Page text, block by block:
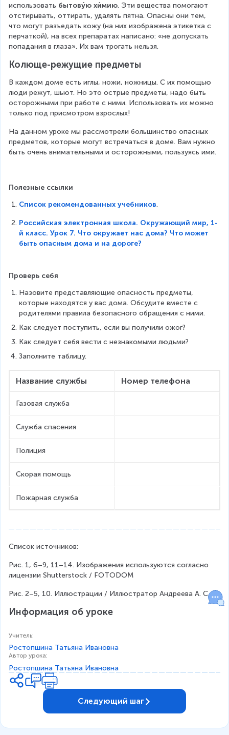
использовать бытову́ю хи́мию. Эти вещества помогают
отстирывать, оттирать, удалять пятна. Опасны они тем,
что могут разъедать кожу (на них изображена этикетка с
перчаткой), на всех препаратах написано: «не допускать
попадания в глаза». Их вам трогать нельзя.
Колюще-режущие предметы
В каждом доме есть иглы, ножи, ножницы. С их помощью
люди режут, шьют. Но это острые предметы, надо быть
осторожными при работе с ними. Использовать их можно
только под присмотром взрослых!
На данном уроке мы рассмотрели большинство опасных
предметов, которые могут встречаться в доме. Вам нужно
быть очень внимательными и осторожными, пользуясь ими.
Полезные ссылки
Список рекомендованных учебников.
Российская электронная школа. Окружающий мир, 1-
й класс. Урок 7. Что окружает нас дома? Что может
быть опасным дома и на дороге?
Проверь себя
Назовите представляющие опасность предметы,
которые находятся у вас дома. Обсудите вместе с
родителями правила безопасного обращения с ними.
Как следует поступить, если вы получили ожог?
Как следует себя вести с незнакомыми людьми?
Заполните таблицу.
Название службы Номер телефона
Газовая служба
Служба спасения
Полиция
Скорая помощь
Пожарная служба
Список источников:
Рис. 1, 6–9, 11–14. Изображения используются согласно
лицензии Shutterstock / FOTODOM
Рис. 2–5, 10. Иллюстрации / Иллюстратор Андреева А. С.
Информация об уроке
Учитель:
Ростопшина Татьяна Ивановна
Автор урока:
Ростопшина Татьяна Ивановна
Следующий шаг